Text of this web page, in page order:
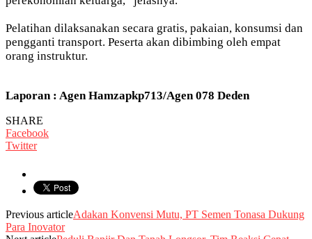
Pelatihan dilaksanakan secara gratis, pakaian, konsumsi dan
pengganti transport. Peserta akan dibimbing oleh empat
orang instruktur.
Laporan : Agen Hamzapkp713/Agen 078 Deden
SHARE
Facebook
Twitter
Previous articleAdakan Konvensi Mutu, PT Semen Tonasa Dukung
Para Inovator